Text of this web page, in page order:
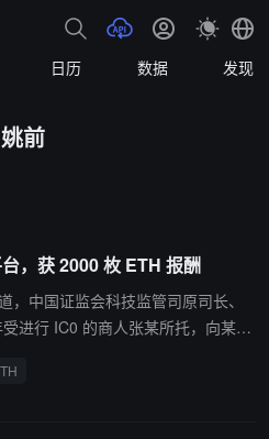
日历 数据 发现
姚前
，获 2000 枚 ETH 报酬
中国证监会科技监管司原司长、
进行 IC0 的商人张某所托，向某交